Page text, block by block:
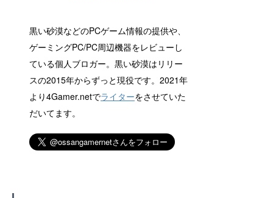
黒い砂漠などのPCゲーム情報の提供や、
ゲーミングPC/PC周辺機器をレビューし
ている個人ブロガー。黒い砂漠はリリー
スの2015年からずっと現役です。2021年
より4Gamer.netでライターをさせていた
だいてます。